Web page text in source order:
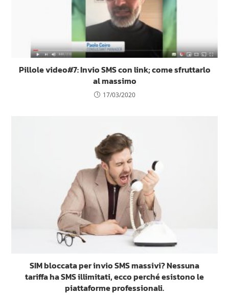
Pillole video#7: Invio SMS con link; come sfruttarlo
al massimo
17/03/2020
SIM bloccata per invio SMS massivi? Nessuna
tariffa ha SMS illimitati, ecco perché esistono le
piattaforme professionali.